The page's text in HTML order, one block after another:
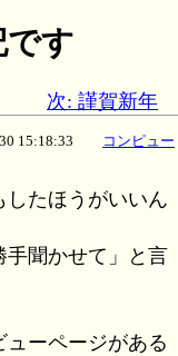
です
次: 謹賀新年
30 15:18:33
コンピュー
したほうがいいん
手聞かせて」と言
ーページがある